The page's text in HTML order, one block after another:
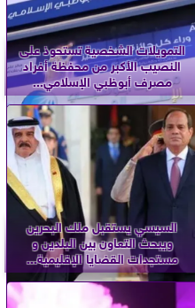
التمويلات الشخصية تستحوذ على
النصيب الأكبر من محفظة أفراد
مصرف أبوظبي الإسلامي...
السيسي يستقبل ملك البحرين
ويبحث التعاون بين البلدين و
مستجدات القضايا الإقليمية...